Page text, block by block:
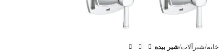
خانه شیرآلات شیر بیده